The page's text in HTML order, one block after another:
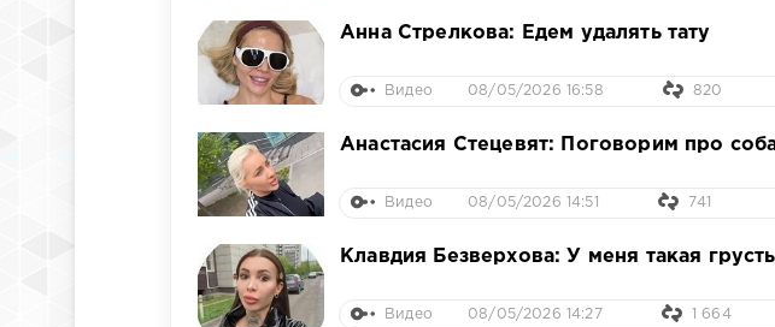
Анна Стрелкова: Едем удалять тату
Видео 08/05/2026 16:58 820
Анастасия Стецевят: Поговорим про
Видео 08/05/2026 14:51 741
Клавдия Безверхова: У меня такая
Видео 08/05/2026 14:27 1 664